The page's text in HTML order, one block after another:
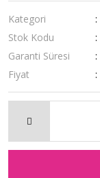
Kategori
Stok Kodu
Garanti Süresi
Fiyat